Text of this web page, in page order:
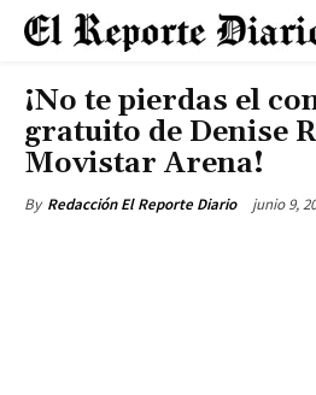
¡No te pierdas el
gratuito de Denise
Movistar Arena!
By Redacción El Reporte Diario junio 9,